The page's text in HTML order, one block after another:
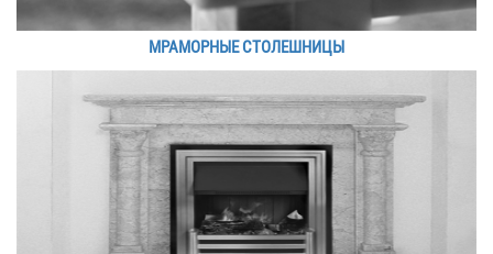
МРАМОРНЫЕ СТОЛЕШНИЦЫ